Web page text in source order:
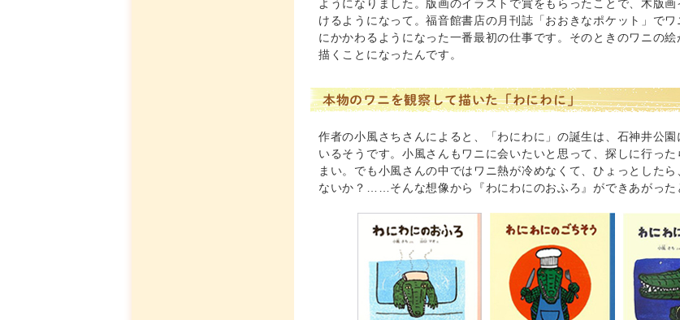
ようになりました。版画のイラストで賞をもらったことで、木版
けるようになって。福音館書店の月刊誌「おおきなポケット」で
にかかわるようになった一番最初の仕事です。そのときのワニの
描くことになったんです。
本物のワニを観察して描いた「わにわに」
作者の小風さちさんによると、「わにわに」の誕生は、石神井公
いるそうです。小風さんもワニに会いたいと思って、探しに行っ
まい。でも小風さんの中ではワニ熱が冷めなくて、ひょっとした
ないか？……そんな想像から『わにわにのおふろ』ができあがった